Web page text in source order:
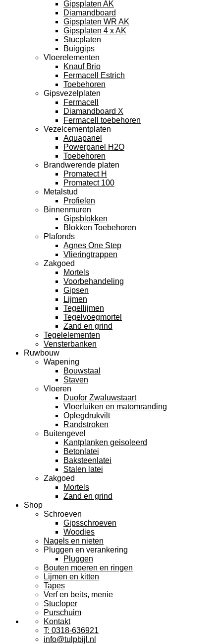
Gipsplaten AK
Diamandboard
Gipsplaten WR AK
Gipsplaten 4 x AK
Stucplaten
Buiggips
Vloerelementen
Knauf Brio
Fermacell Estrich
Toebehoren
Gipsvezelplaten
Fermacell
Diamandboard X
Fermacell toebehoren
Vezelcementplaten
Aquapanel
Powerpanel H2O
Toebehoren
Brandwerende platen
Promatect H
Promatect 100
Metalstud
Profielen
Binnenmuren
Gipsblokken
Blokken Toebehoren
Plafonds
Agnes One Step
Vlieringtrappen
Zakgoed
Mortels
Voorbehandeling
Gipsen
Lijmen
Tegellijmen
Tegelvoegmortel
Zand en grind
Tegelelementen
Vensterbanken
Ruwbouw
Wapening
Bouwstaal
Staven
Vloeren
Duofor Zwaluwstaart
Vloerluiken en matomranding
Oplegdrukvilt
Randstroken
Buitengevel
Kantplanken geisoleerd
Betonlatei
Baksteenlatei
Stalen latei
Zakgoed
Mortels
Zand en grind
Shop
Schroeven
Gipsschroeven
Woodies
Nagels en nieten
Pluggen en verankering
Pluggen
Bouten moeren en ringen
Lijmen en kitten
Tapes
Verf en beits, menie
Stucloper
Purschuim
Kontakt
T: 0318-636921
info@tulpbijl.nl